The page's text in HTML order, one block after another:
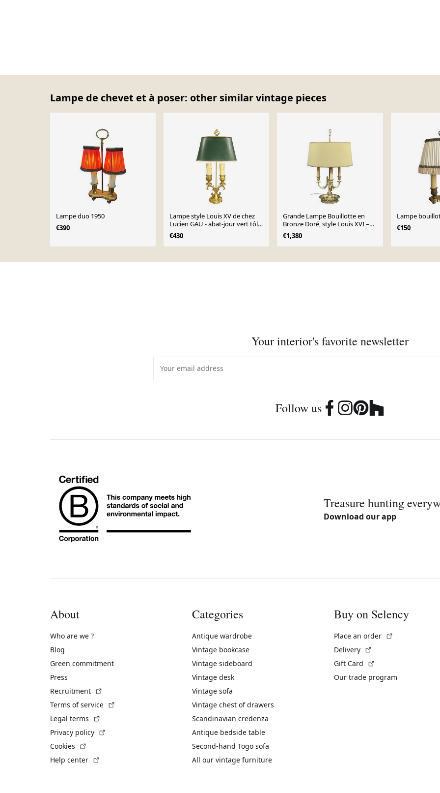
Lampe de chevet et à poser: other similar vintage pieces
Lampe duo 1950
€390
Lampe style Louis XV de chez
Lucien GAU - abat-jour vert tôle
effet craque
€430
Grande Lampe Bouillotte en
Bronze Doré, style Louis XVI –
1ère partie XXe
€1,380
€150
Your interior's favorite newsletter
Follow us
Treasure hunting
Download our app
About
Who are we ?
Blog
Green commitment
Press
Recruitment
Terms of service
Legal terms
Privacy policy
Cookies
Help center
Categories
Antique wardrobe
Vintage bookcase
Vintage sideboard
Vintage desk
Vintage sofa
Vintage chest of drawers
Scandinavian credenza
Antique bedside table
Second-hand Togo sofa
All our vintage furniture
Buy on Selency
Place an order
Delivery
Gift Card
Our trade program